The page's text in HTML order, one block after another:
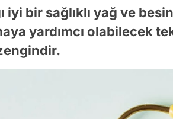
iyi bir sağlıklı yağ ve
yardımcı olabilecek